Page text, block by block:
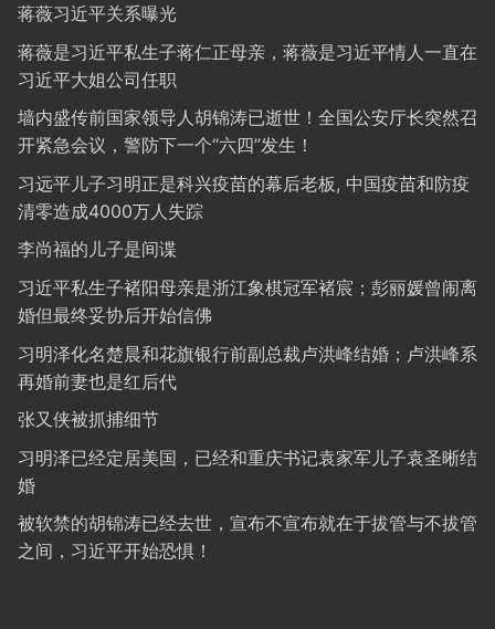
蒋薇习近平关系曝光
蒋薇是习近平私生子蒋仁正母亲，蒋薇是习近平情人一直在
习近平大姐公司任职
墙内盛传前国家领导人胡锦涛已逝世！全国公安厅长突然召
开紧急会议，警防下一个“六四”发生！
习远平儿子习明正是科兴疫苗的幕后老板, 中国疫苗和防疫
清零造成4000万人失踪
李尚福的儿子是间谍
习近平私生子褚阳母亲是浙江象棋冠军褚宸；彭丽媛曾闹离
婚但最终妥协后开始信佛
习明泽化名楚晨和花旗银行前副总裁卢洪峰结婚；卢洪峰系
再婚前妻也是红后代
张又侠被抓捕细节
习明泽已经定居美国，已经和重庆书记袁家军儿子袁圣晰结
婚
被软禁的胡锦涛已经去世，宣布不宣布就在于拔管与不拔管
之间，习近平开始恐惧！